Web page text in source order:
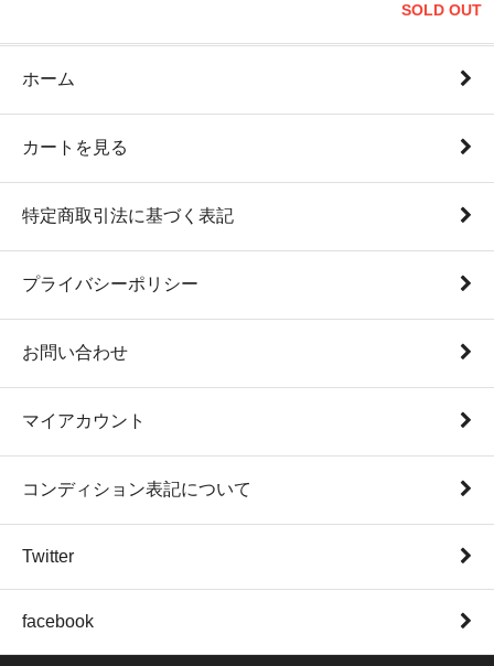
SOLD OUT
ホーム
カートを見る
特定商取引法に基づく表記
プライバシーポリシー
お問い合わせ
マイアカウント
コンディション表記について
Twitter
facebook